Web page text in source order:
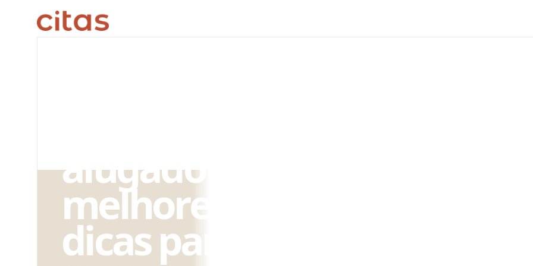
alugado? As
melhores
dicas para